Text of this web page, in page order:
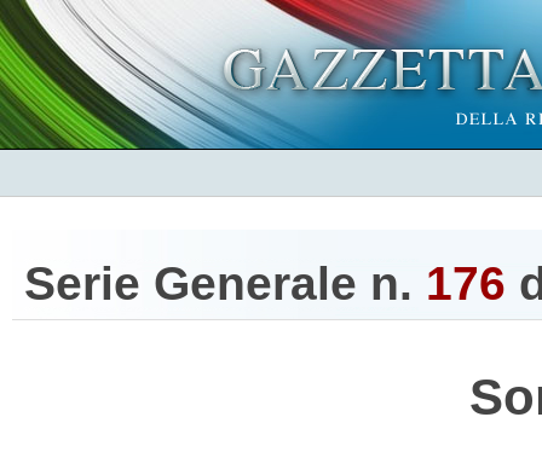
Serie Generale n. 176